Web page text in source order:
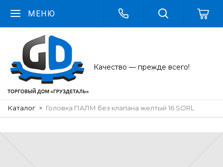
МЕНЮ
Качество — прежде всего!
Каталог Головка ПАЛМ без клапана желтый 16 SORL